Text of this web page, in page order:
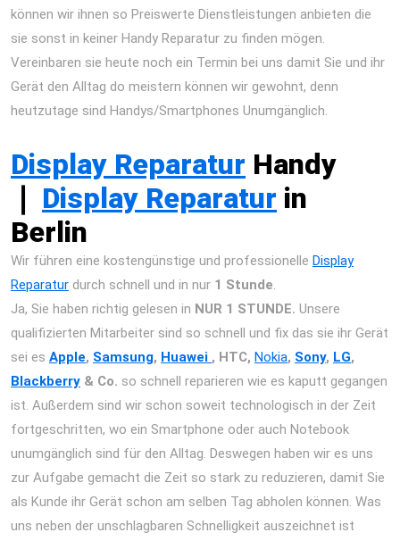
können wir ihnen so Preiswerte Dienstleistungen anbieten die
sie sonst in keiner Handy Reparatur zu finden mögen.
Vereinbaren sie heute noch ein Termin bei uns damit Sie und ihr
Gerät den Alltag do meistern können wir gewohnt, denn
heutzutage sind Handys/Smartphones Unumgänglich.
Display Reparatur Handy
Display Reparatur in
Berlin
Wir führen eine kostengünstige und professionelle Display
Reparatur durch schnell und in nur 1 Stunde.
Ja, Sie haben richtig gelesen in NUR 1 STUNDE. Unsere
qualifizierten Mitarbeiter sind so schnell und fix das sie ihr Gerät
sei es Apple, Samsung, Huawei , HTC, Nokia, Sony, LG,
Blackberry & Co. so schnell reparieren wie es kaputt gegangen
ist. Außerdem sind wir schon soweit technologisch in der Zeit
fortgeschritten, wo ein Smartphone oder auch Notebook
unumgänglich sind für den Alltag. Deswegen haben wir es uns
zur Aufgabe gemacht die Zeit so stark zu reduzieren, damit Sie
als Kunde ihr Gerät schon am selben Tag abholen können. Was
uns neben der unschlagbaren Schnelligkeit auszeichnet ist